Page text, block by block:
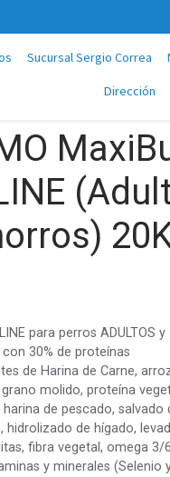
Sucursal Sergio Correa
Dirección
para perros ADULTOS y
con 30% de proteínas
de Harina de Carne,
molido, proteína
harina de pescado, salvado
hidrolizado de hígado,
fibra vegetal, omega 3/
y minerales (Selenio